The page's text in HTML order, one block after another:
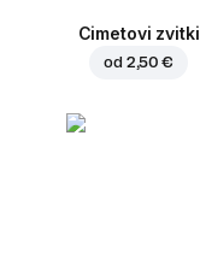
Cimetovi zvitki
od 2,50 €